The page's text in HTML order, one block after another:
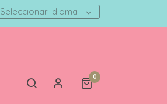
Seleccionar idioma
0